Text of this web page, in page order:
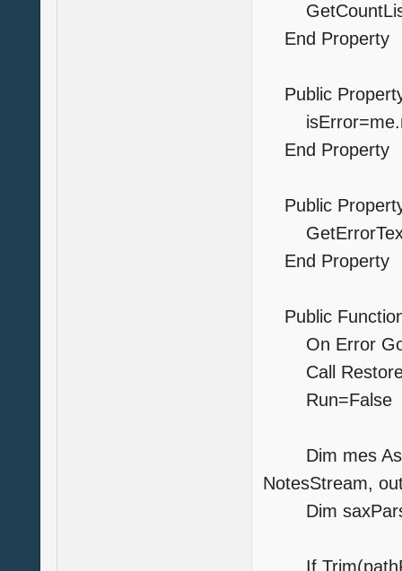
End Property
Public
End Property
Public
End Property
Public
On Error
Call
Dim mes As
NotesStream,
Dim
If